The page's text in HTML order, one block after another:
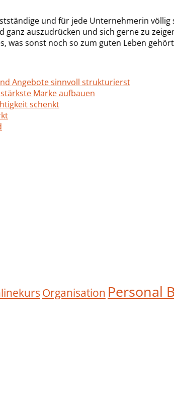
und für jede Unternehmerin
auszudrücken und sich gerne zu
was sonst noch so zum guten Leben
Angebote sinnvoll strukturierst
Marke aufbauen
schenkt
Organisation Personal